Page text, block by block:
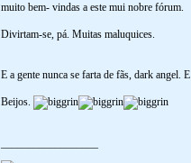
muito bem- vindas a este mui nobre fórum.
Divirtam-se, pá. Muitas maluquices.
E a gente nunca se farta de fãs, dark angel.
Beijos.